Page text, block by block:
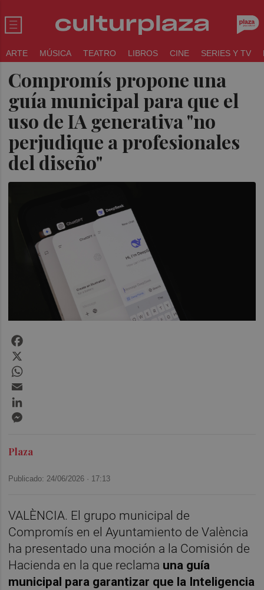
ARTE MÚSICA TEATRO LIBROS CINE SERIES Y TV
Compromís propone una
guía municipal para que el
uso de IA generativa "no
perjudique a profesionales
del diseño"
Plaza
Publicado: 24/06/2026 · 17:13
VALÈNCIA. El grupo municipal de
Compromís en el Ayuntamiento de València
ha presentado una moción a la Comisión de
Hacienda en la que reclama una guía
municipal para garantizar que la Inteligencia